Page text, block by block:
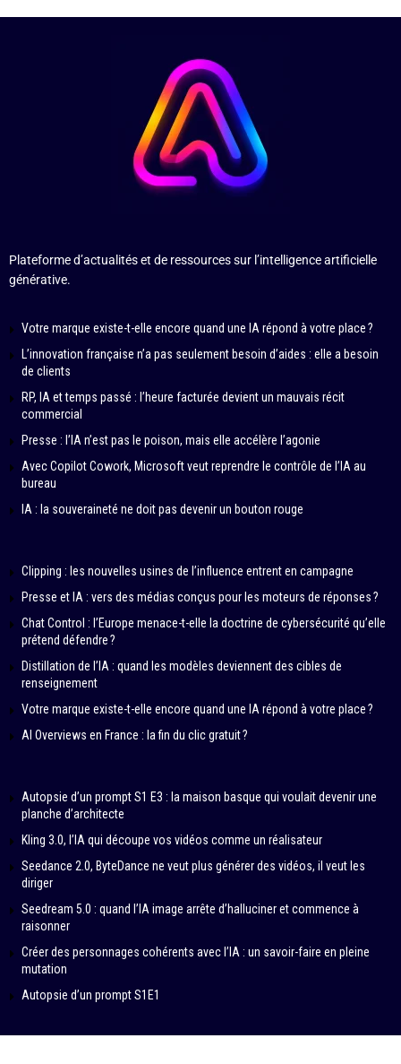
Plateforme d’actualités et de ressources sur l’intelligence artificielle
générative.
Votre marque existe-t-elle encore quand une IA répond à votre place ?
L’innovation française n’a pas seulement besoin d’aides : elle a besoin
de clients
RP, IA et temps passé : l’heure facturée devient un mauvais récit
commercial
Presse : l’IA n’est pas le poison, mais elle accélère l’agonie
Avec Copilot Cowork, Microsoft veut reprendre le contrôle de l’IA au
bureau
IA : la souveraineté ne doit pas devenir un bouton rouge
Clipping : les nouvelles usines de l’influence entrent en campagne
Presse et IA : vers des médias conçus pour les moteurs de réponses ?
Chat Control : l’Europe menace-t-elle la doctrine de cybersécurité qu’elle
prétend défendre ?
Distillation de l’IA : quand les modèles deviennent des cibles de
renseignement
Votre marque existe-t-elle encore quand une IA répond à votre place ?
AI Overviews en France : la fin du clic gratuit ?
Autopsie d’un prompt S1 E3 : la maison basque qui voulait devenir une
planche d’architecte
Kling 3.0, l’IA qui découpe vos vidéos comme un réalisateur
Seedance 2.0, ByteDance ne veut plus générer des vidéos, il veut les
diriger
Seedream 5.0 : quand l’IA image arrête d’halluciner et commence à
raisonner
Créer des personnages cohérents avec l’IA : un savoir-faire en pleine
mutation
Autopsie d’un prompt S1E1